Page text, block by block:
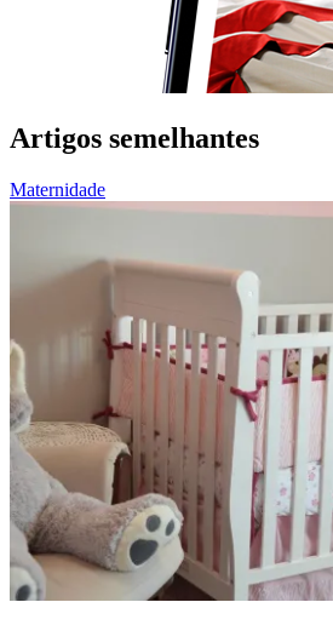
Artigos semelhantes
Maternidade